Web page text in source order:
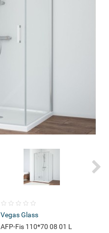
Vegas Glass
AFP-Fis 110*70 08 01 L